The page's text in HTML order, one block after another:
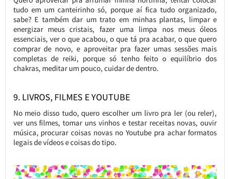
tudo em um canteirinho só, porque aí fica tudo organizado,
sabe? E também dar um trato em minhas plantas, limpar e
energizar meus cristais, fazer uma limpa nos meus óleos
essenciais, ver o que acabou, o que tá pra acabar, o que quero
comprar de novo, e aproveitar pra fazer umas sessões mais
completas de reiki, porque só tenho feito o equilíbrio dos
chakras, meditar um pouco, cuidar de dentro.
9. LIVROS, FILMES E YOUTUBE
No meio disso tudo, quero escolher um livro pra ler (ou reler),
ver uns filmes, tomar uns vinhos e testar receitas novas, ouvir
música, procurar coisas novas no Youtube pra achar formatos
legais de vídeos e coisas do tipo.